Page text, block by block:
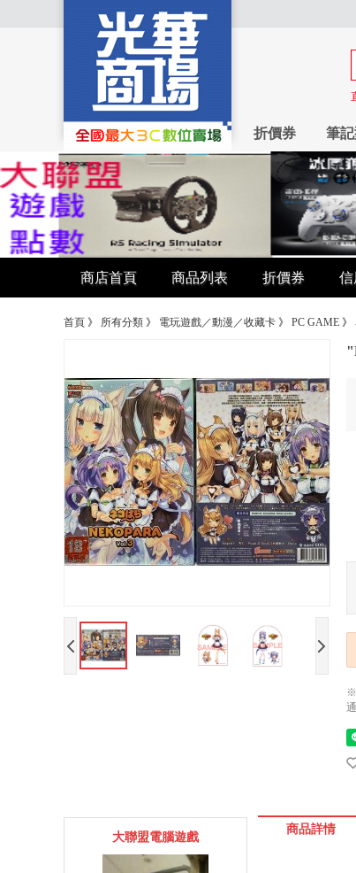
折價券 筆
商店首頁 商品列表 折價券 信
首頁 》 所有分類 》 電玩遊戲／動漫／收藏卡 》 PC GAME 》
※
大聯盟電腦遊戲
商品詳情